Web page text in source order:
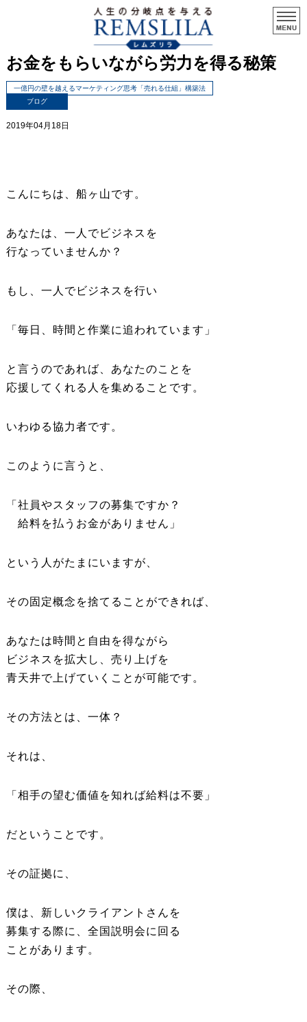
お金をもらいながら労力を得る秘策
一億円の壁を越えるマーケティング思考「売れる仕組」構築法
ブログ
2019年04月18日
こんにちは、船ヶ山です。
あなたは、一人でビジネスを
行なっていませんか？
もし、一人でビジネスを行い
「毎日、時間と作業に追われています」
と言うのであれば、あなたのことを
応援してくれる人を集めることです。
いわゆる協力者です。
このように言うと、
「社員やスタッフの募集ですか？
給料を払うお金がありません」
という人がたまにいますが、
その固定概念を捨てることができれば、
あなたは時間と自由を得ながら
ビジネスを拡大し、売り上げを
青天井で上げていくことが可能です。
その方法とは、一体？
それは、
「相手の望む価値を知れば給料は不要」
だということです。
その証拠に、
僕は、新しいクライアントさんを
募集する際に、全国説明会に回る
ことがあります。
その際、